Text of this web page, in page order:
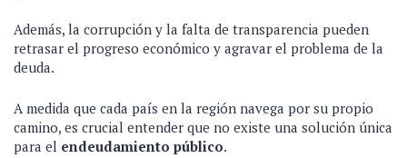
Además, la corrupción y la falta de transparencia pueden
retrasar el progreso económico y agravar el problema de la
deuda.
A medida que cada país en la región navega por su propio
camino, es crucial entender que no existe una solución única
para el endeudamiento público.